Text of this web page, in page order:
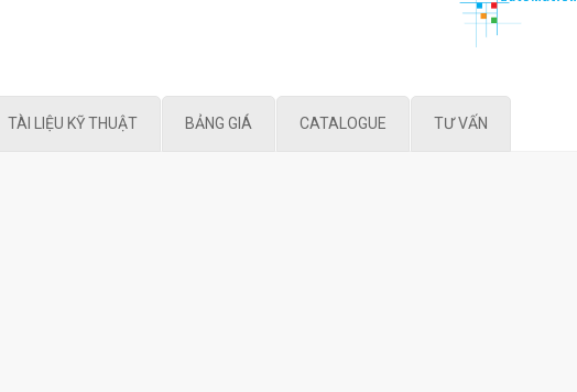
TÀI LIỆU KỸ THUẬT BẢNG GIÁ CATALOGUE TƯ VẤN